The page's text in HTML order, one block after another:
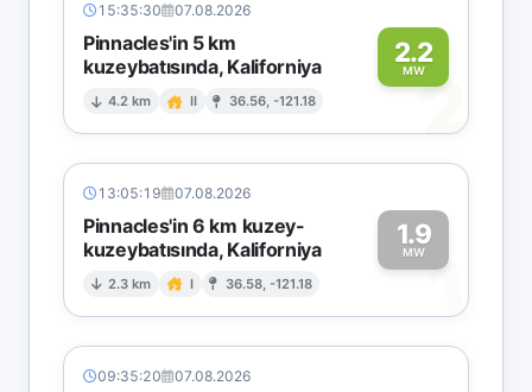
15:35:30 07.08.2026
Pinnacles'in 5 km
kuzeybatısında, Kaliforniya
4.2 km II 36.56, -121.18
2.2
MW2
13:05:19 07.08.2026
Pinnacles'in 6 km kuzey-
kuzeybatısında, Kaliforniya
2.3 km I 36.58, -121.18
1.9
MW1
09:35:20 07.08.2026